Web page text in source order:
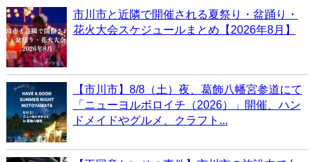
市川市と近隣で開催される夏祭り・盆踊り・
花火大会スケジュールまとめ【2026年8月】
【市川市】8/8（土）夜、葛飾八幡宮参道にて
「ニューヨルボロイチ（2026）」開催、ハン
ドメイドやグルメ、クラフト...